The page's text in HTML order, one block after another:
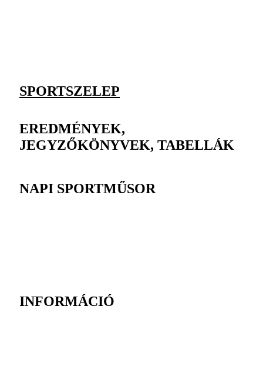
SPORTSZELEP
EREDMÉNYEK,
JEGYZŐKÖNYVEK, TABELLÁK
NAPI SPORTMŰSOR
INFORMÁCIÓ